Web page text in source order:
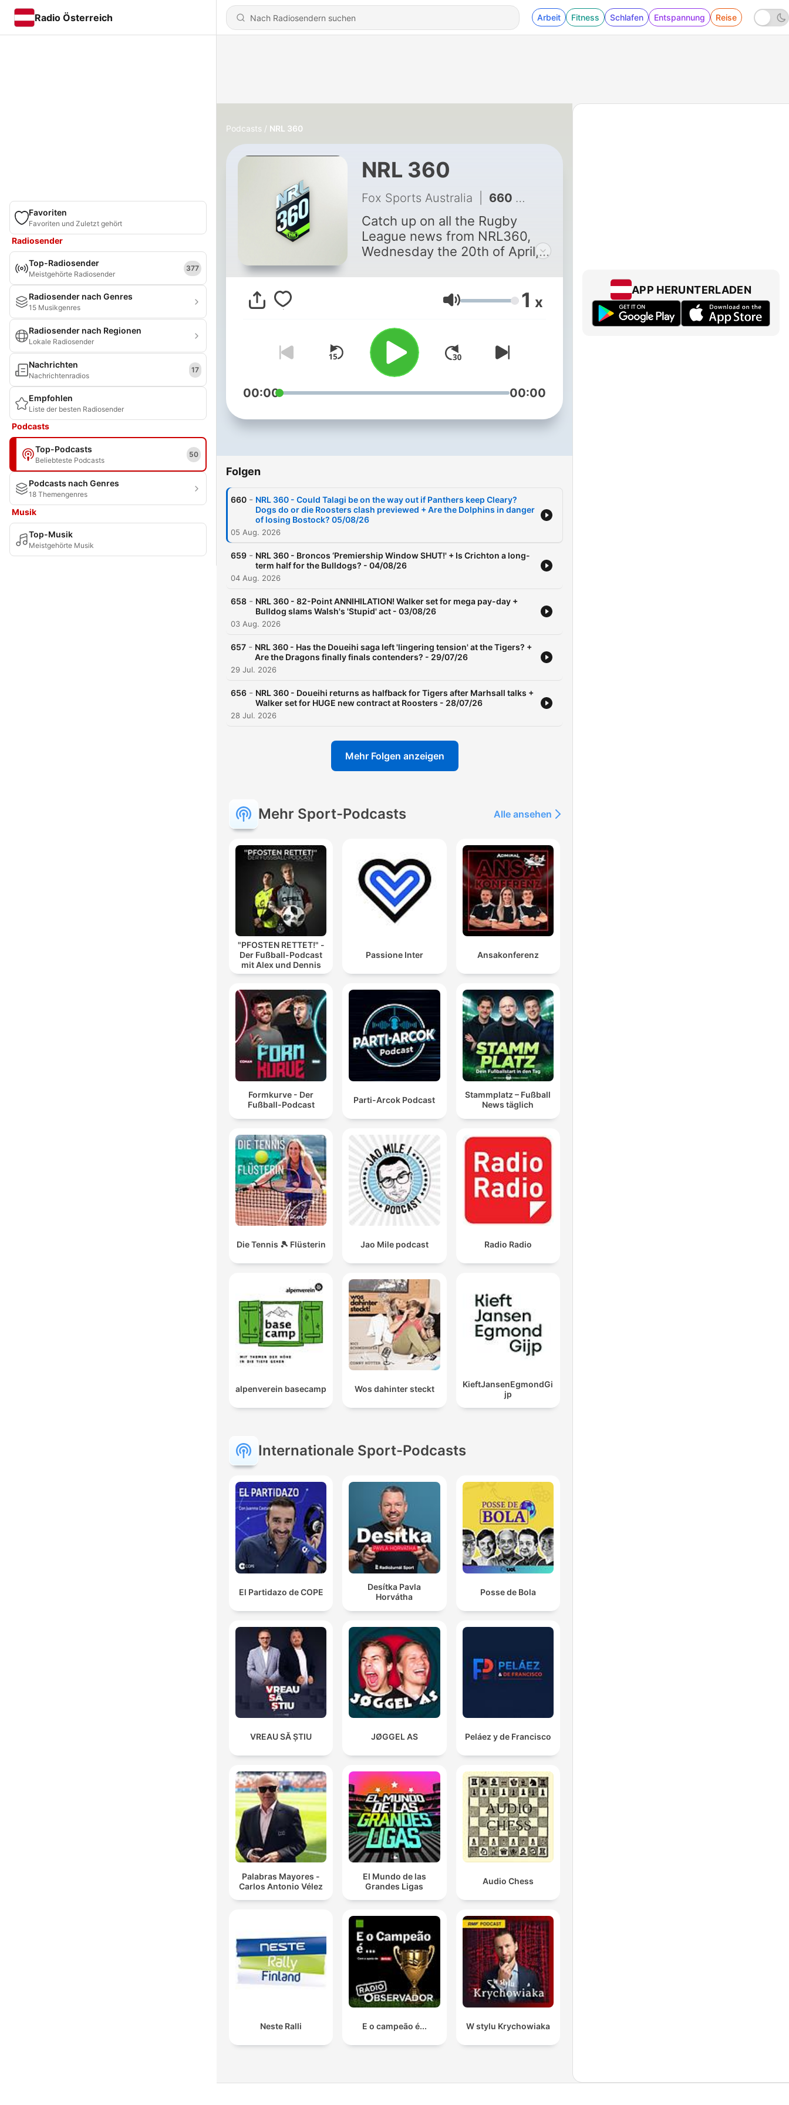
Radio Österreich Arbeit Fitness Schlafen Entspannung Reise
Favoriten
Favoriten und Zuletzt gehört
Radiosender
Top-Radiosender
Meistgehörte Radiosender
377
Radiosender nach Genres
15 Musikgenres
Radiosender nach Regionen
Lokale Radiosender
Nachrichten
Nachrichtenradios
17
Empfohlen
Liste der besten Radiosender
Podcasts
Top-Podcasts
Beliebteste Podcasts
50
Podcasts nach Genres
18 Themengenres
Musik
Top-Musik
Meistgehörte Musik
Podcasts NRL 360
NRL 360
Fox Sports Australia 660 - NRL 360 - Could Talagi be on the way out if Panthers keep Cleary? Dogs do or die Roosters clash previewed + Are the Dolphins in danger of losing Bostock? 05/08/26
Catch up on all the Rugby
League news from NRL360,
Wednesday the 20th of April,
course, Paul Kent. (logo
Lautstärke 1 x
00:00 00:00
Folgen
660 - NRL 360 - Could Talagi be on the way out if Panthers keep Cleary?
Dogs do or die Roosters clash previewed + Are the Dolphins in danger
of losing Bostock? 05/08/26
05 Aug. 2026
659 - NRL 360 - Broncos ‘Premiership Window SHUT!' + Is Crichton a long-
term half for the Bulldogs? - 04/08/26
04 Aug. 2026
658 - NRL 360 - 82-Point ANNIHILATION! Walker set for mega pay-day +
Bulldog slams Walsh's 'Stupid' act - 03/08/26
03 Aug. 2026
657 - NRL 360 - Has the Doueihi saga left 'lingering tension' at the Tigers? +
Are the Dragons finally finals contenders? - 29/07/26
29 Jul. 2026
656 - NRL 360 - Doueihi returns as halfback for Tigers after Marhsall talks +
Walker set for HUGE new contract at Roosters - 28/07/26
28 Jul. 2026
Mehr Folgen anzeigen
Mehr Sport-Podcasts Alle ansehen
"PFOSTEN RETTET!" -
Der Fußball-Podcast
mit Alex und Dennis
Passione Inter Ansakonferenz
Formkurve - Der
Fußball-Podcast
Parti-Arcok Podcast
Stammplatz – Fußball
News täglich
Die Tennis 🎾 Flüsterin Jao Mile podcast Radio Radio
alpenverein basecamp Wos dahinter steckt
KieftJansenEgmondGi
jp
Internationale Sport-Podcasts
El Partidazo de COPE
Desítka Pavla
Horvátha
Posse de Bola
VREAU SĂ ȘTIU JØGGEL AS Peláez y de Francisco
Palabras Mayores -
Carlos Antonio Vélez
El Mundo de las
Grandes Ligas
Audio Chess
Neste Ralli E o campeão é... W stylu Krychowiaka
APP HERUNTERLADEN